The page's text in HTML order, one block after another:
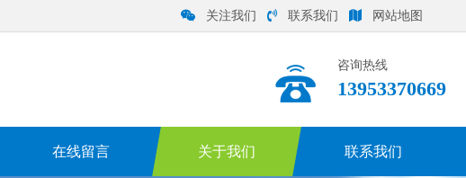
关注我们 联系我们 网站地图
咨询热线
13953370669
在线留言 关于我们 联系我们